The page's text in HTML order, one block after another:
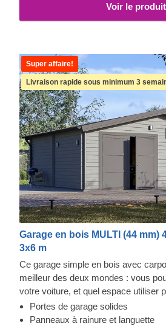
Voir le produit
Super affaire!
Livraison rapide sous minimum 3
Garage en bois MULTI (44 mm)
3x6 m
Ce garage simple en bois avec
meilleur des deux mondes : vous
votre voiture, et quel espace utiliser
d'objets ou d'autres véhicules.
plus à choisir. Profitez du luxe d'avoir
Portes de garage solides
Panneaux à rainure et languette